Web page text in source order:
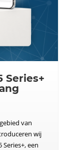
Series+
van
wij
een